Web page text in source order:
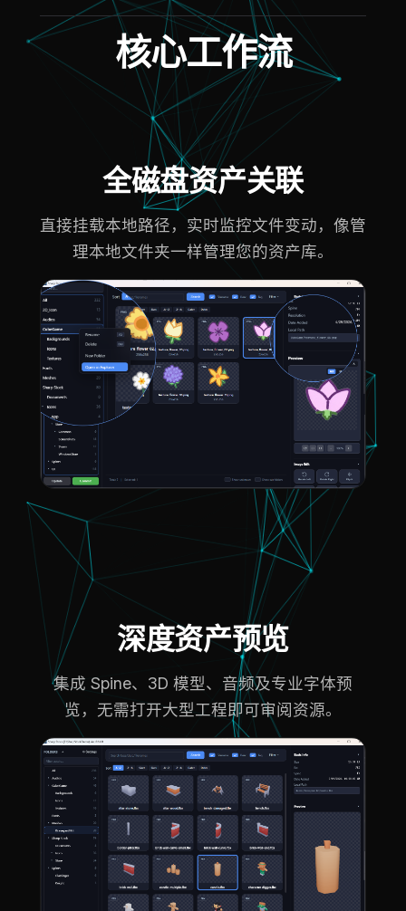
核心工作流
全磁盘资产关联
直接挂载本地路径，实时监控文件变动，像管
理本地文件夹一样管理您的资产库。
深度资产预览
集成 Spine、3D 模型、音频及专业字体预
览，无需打开大型工程即可审阅资源。